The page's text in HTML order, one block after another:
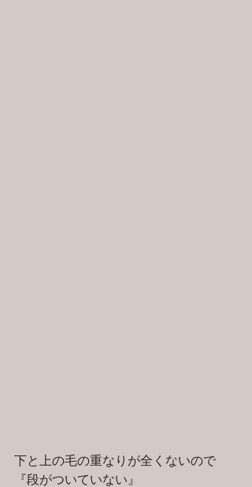
下と上の毛の重なりが全くないので
『段がついていない』